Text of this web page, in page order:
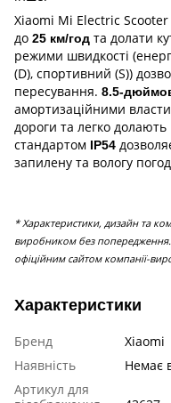
Xiaomi Mi Electric
до 25 км/год та долати
режими швидкості
(D), спортивний (S))
пересування. 8.5-
амортизаційними
дороги та легко
стандартом IP54
запилену та вологу
* Характеристики, дизайн та
виробником без попередження.
офіційним сайтом компанії-
Характеристики
Бренд
Xiaomi
Наявність
Немає
Артикул для